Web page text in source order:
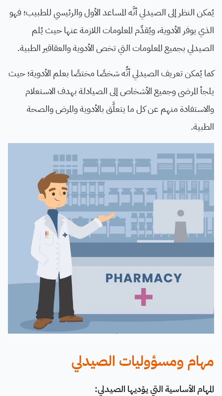
يُمكن النظر إلى الصيدلي أنَّه المساعد الأول والرئيسي للطبيب؛ فهو
الذي يوفر الأدوية، ويُقدِّم المعلومات اللازمة عنها حيث يُلم
الصيدلي بجميع المعلومات التي تخص الأدوية والعقاقير الطبية.
كما يُمكن تعريف الصيدلي أنًّه شخصًا مختصًا بعلم الأدوية؛ حيث
يلجأ المرضى وجميع الأشخاص إلى الصيادلة بهدف الاستعلام
والاستفادة منهم عن كل ما يتعلَّق بالأدوية والمرض والصحة
الطبية.
مهام ومسؤوليات الصيدلي
المهام الأساسية التي يؤديها الصيدلي: